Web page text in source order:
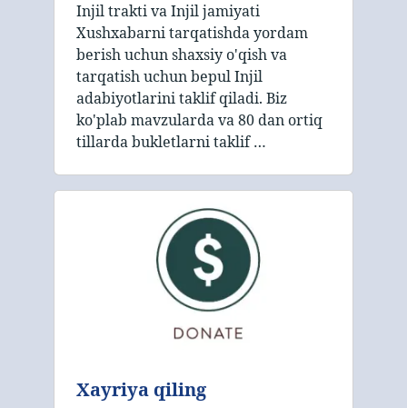
Injil trakti va Injil jamiyati
Xushxabarni tarqatishda yordam
berish uchun shaxsiy o'qish va
tarqatish uchun bepul Injil
adabiyotlarini taklif qiladi. Biz
ko'plab mavzularda va 80 dan ortiq
tillarda bukletlarni taklif …
Xayriya qiling